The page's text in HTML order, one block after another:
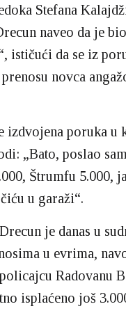
Stefana
naveo da je
ističući da se iz
novca
izdvojena poruka
„Bato, poslao
Štrumfu 5.000,
u garaži“.
je danas u
u evrima,
Radovanu
isplaćeno još